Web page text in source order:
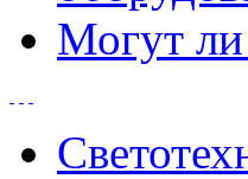
Могут ли